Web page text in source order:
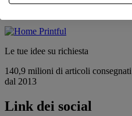
Le tue idee su richiesta
140,9 milioni di articoli consegnati
dal 2013
Link dei social